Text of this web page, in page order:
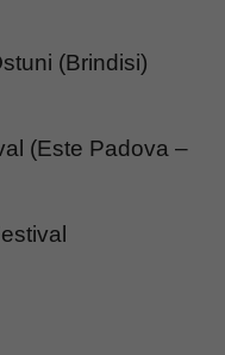
(Brindisi)
(Este Padova –